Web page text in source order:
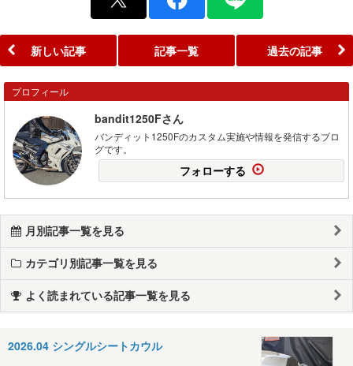
新しい記事 記事一覧 過去の記事
プロフィール
bandit1250Fさん
バンディット1250Fのカスタム実施や情報を発信するブロ
グです。
フォローする
月別記事一覧を見る
カテゴリ別記事一覧を見る
よく読まれている記事一覧を見る
2026.04 シングルシートカウル